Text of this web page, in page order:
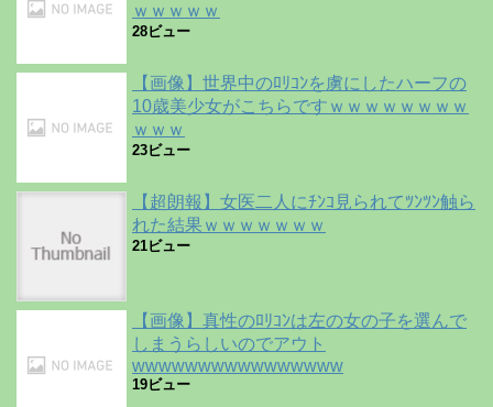
ｗｗｗｗｗ
28ビュー
【画像】世界中のﾛﾘｺﾝを虜にしたハーフの
10歳美少女がこちらですｗｗｗｗｗｗｗｗ
ｗｗｗ
23ビュー
【超朗報】女医二人にﾁﾝｺ見られてﾂﾝﾂﾝ触ら
れた結果ｗｗｗｗｗｗｗ
21ビュー
【画像】真性のﾛﾘｺﾝは左の女の子を選んで
しまうらしいのでアウト
wwwwwwwwwwwwwwww
19ビュー